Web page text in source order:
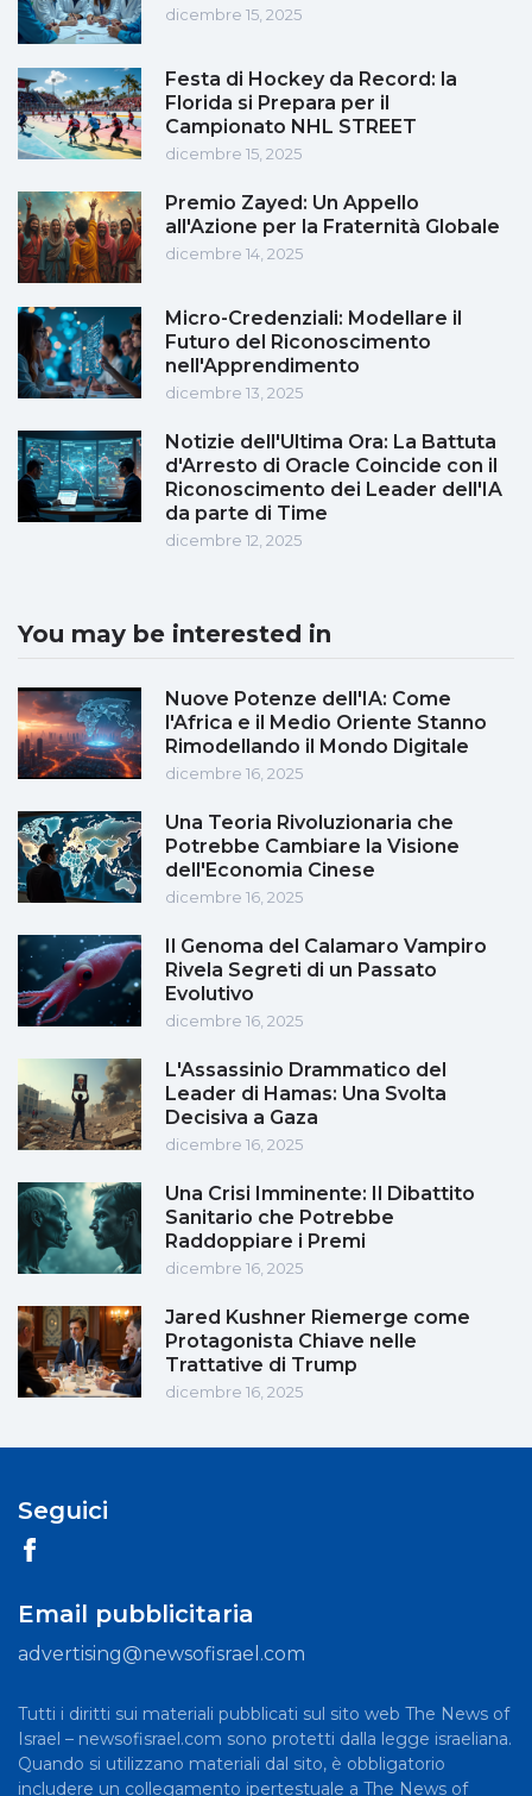
dicembre 15, 2025
Festa di Hockey da Record: la
Florida si Prepara per il
Campionato NHL STREET
dicembre 15, 2025
Premio Zayed: Un Appello
all'Azione per la Fraternità Globale
dicembre 14, 2025
Micro-Credenziali: Modellare il
Futuro del Riconoscimento
nell'Apprendimento
dicembre 13, 2025
Notizie dell'Ultima Ora: La Battuta
d'Arresto di Oracle Coincide con il
Riconoscimento dei Leader dell'IA
da parte di Time
dicembre 12, 2025
You may be interested in
Nuove Potenze dell'IA: Come
l'Africa e il Medio Oriente Stanno
Rimodellando il Mondo Digitale
dicembre 16, 2025
Una Teoria Rivoluzionaria che
Potrebbe Cambiare la Visione
dell'Economia Cinese
dicembre 16, 2025
Il Genoma del Calamaro Vampiro
Rivela Segreti di un Passato
Evolutivo
dicembre 16, 2025
L'Assassinio Drammatico del
Leader di Hamas: Una Svolta
Decisiva a Gaza
dicembre 16, 2025
Una Crisi Imminente: Il Dibattito
Sanitario che Potrebbe
Raddoppiare i Premi
dicembre 16, 2025
Jared Kushner Riemerge come
Protagonista Chiave nelle
Trattative di Trump
dicembre 16, 2025
Seguici
Email pubblicitaria
advertising@newsofisrael.com
Tutti i diritti sui materiali pubblicati sul sito web The News of
Israel – newsofisrael.com sono protetti dalla legge israeliana.
Quando si utilizzano materiali dal sito, è obbligatorio
includere un collegamento ipertestuale a The News of